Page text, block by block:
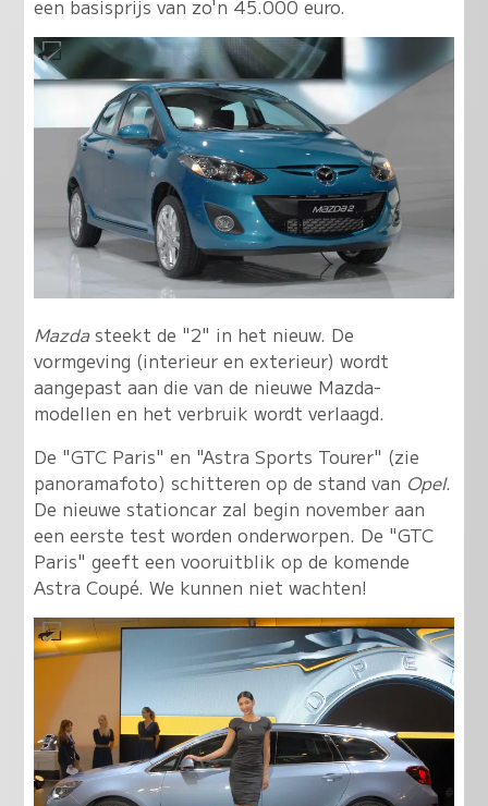
een basisprijs van zo'n 45.000 euro.
Mazdasteekt de "2" in het nieuw. De
vormgeving (interieur en exterieur) wordt
aangepast aan die van de nieuwe Mazda-
modellen en het verbruik wordt verlaagd.
De "GTC Paris" en "Astra Sports Tourer" (zie
panoramafoto) schitteren op de stand van Opel.
De nieuwe stationcar zal begin november aan
een eerste test worden onderworpen. De "GTC
Paris" geeft een vooruitblik op de komende
Astra Coupé. We kunnen niet wachten!